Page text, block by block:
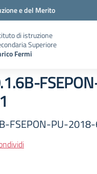
e del Merito
di istruzione
Superiore
Fermi
FSEPON-PU-